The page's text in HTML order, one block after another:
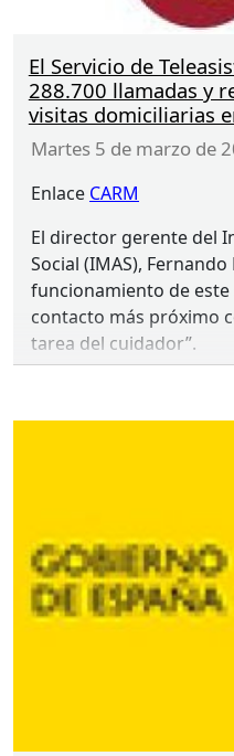
El Servicio de
288.700 llamadas y
visitas domiciliarias
martes 5 de marzo de
Enlace CARM
El director gerente del
Social (IMAS), Fernando
funcionamiento de
contacto más próximo
tarea del cuidador”.
de Teleasistencia es